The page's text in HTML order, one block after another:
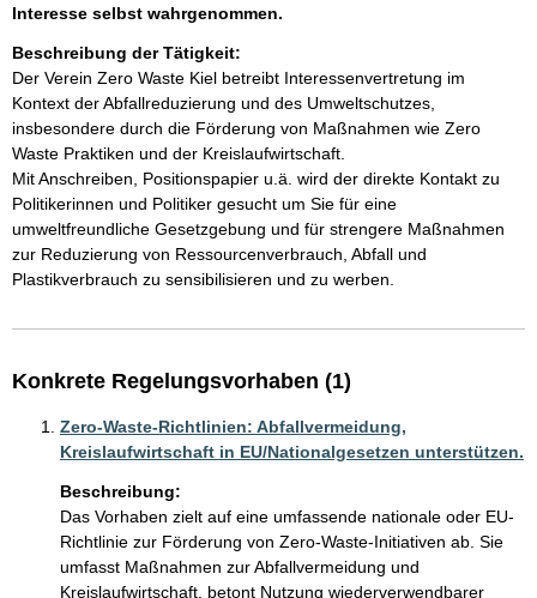
Interesse selbst wahrgenommen.
Beschreibung der Tätigkeit:
Der Verein Zero Waste Kiel betreibt Interessenvertretung im
Kontext der Abfallreduzierung und des Umweltschutzes,
insbesondere durch die Förderung von Maßnahmen wie Zero
Waste Praktiken und der Kreislaufwirtschaft.
Mit Anschreiben, Positionspapier u.ä. wird der direkte Kontakt zu
Politikerinnen und Politiker gesucht um Sie für eine
umweltfreundliche Gesetzgebung und für strengere Maßnahmen
zur Reduzierung von Ressourcenverbrauch, Abfall und
Plastikverbrauch zu sensibilisieren und zu werben.
Konkrete Regelungsvorhaben (1)
Zero-Waste-Richtlinien: Abfallvermeidung,
Kreislaufwirtschaft in EU/Nationalgesetzen unterstützen.
Beschreibung:
Das Vorhaben zielt auf eine umfassende nationale oder EU-
Richtlinie zur Förderung von Zero-Waste-Initiativen ab. Sie
umfasst Maßnahmen zur Abfallvermeidung und
Kreislaufwirtschaft, betont Nutzung wiederverwendbarer